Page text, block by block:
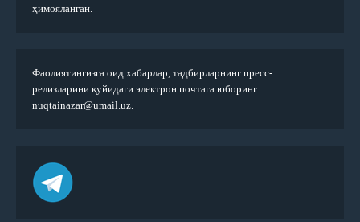
ҳимояланган.
Фаолиятингизга оид хабарлар, тадбирларнинг пресс-
релизларини қуйидаги электрон почтага юборинг:
nuqtainazar@umail.uz.